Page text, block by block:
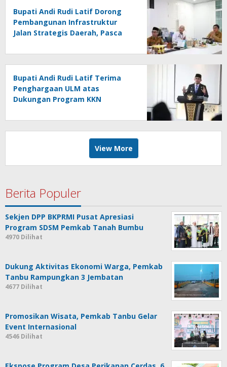
Bupati Andi Rudi Latif Dorong
Pembangunan Infrastruktur
Jalan Strategis Daerah, Pasca
Bupati Andi Rudi Latif Terima
Penghargaan ULM atas
Dukungan Program KKN
View More
Berita Populer
Sekjen DPP BKPRMI Pusat Apresiasi
Program SDSM Pemkab Tanah Bumbu
4970 Dilihat
Dukung Aktivitas Ekonomi Warga, Pemkab
Tanbu Rampungkan 3 Jembatan
4677 Dilihat
Promosikan Wisata, Pemkab Tanbu Gelar
Event Internasional
4546 Dilihat